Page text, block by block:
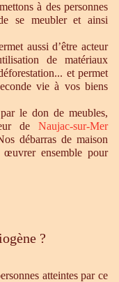
à des personnes
se meubler et ainsi
aussi d’être acteur
de matériaux
et permet
vie à vos biens
le don de meubles,
de Naujac-sur-Mer
débarras de maison
ensemble pour
?
atteintes par ce